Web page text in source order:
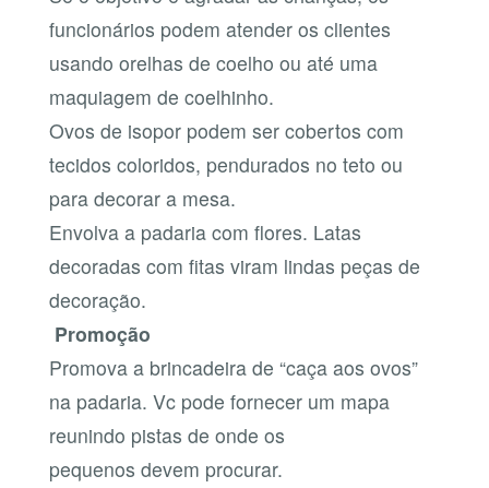
funcionários podem atender os clientes
usando orelhas de coelho ou até uma
maquiagem de coelhinho.
Ovos de isopor podem ser cobertos com
tecidos coloridos, pendurados no teto ou
para decorar a mesa.
Envolva a padaria com flores. Latas
decoradas com fitas viram lindas peças de
decoração.
Promoção
Promova a brincadeira de “caça aos ovos”
na padaria. Vc pode fornecer um mapa
reunindo pistas de onde os
pequenos devem procurar.